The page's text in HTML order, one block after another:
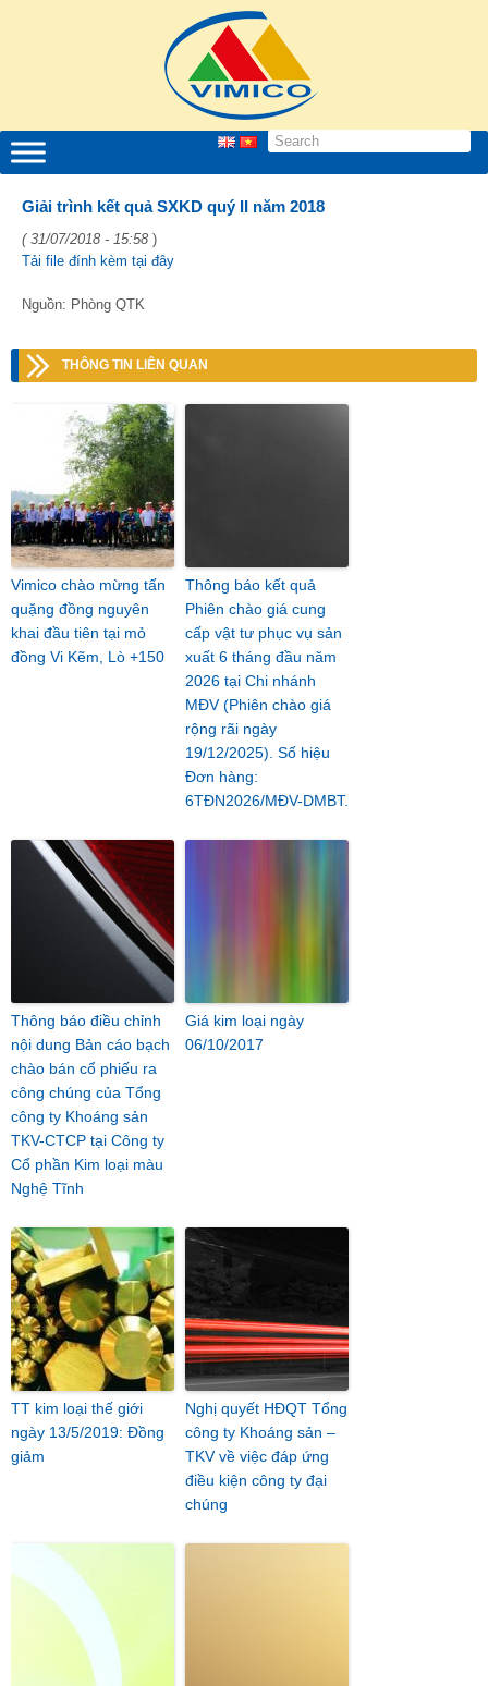
Giải trình kết quả SXKD quý II năm 2018
( 31/07/2018 - 15:58 )
Tải file đính kèm tại đây
Nguồn: Phòng QTK
THÔNG TIN LIÊN QUAN
Vimico chào mừng tấn
quặng đồng nguyên
khai đầu tiên tại mỏ
đồng Vi Kẽm, Lò +150
Thông báo kết quả
Phiên chào giá cung
cấp vật tư phục vụ sản
xuất 6 tháng đầu năm
2026 tại Chi nhánh
MĐV (Phiên chào giá
rộng rãi ngày
19/12/2025). Số hiệu
Đơn hàng:
6TĐN2026/MĐV-DMBT.
Thông báo điều chỉnh
nội dung Bản cáo bạch
chào bán cổ phiếu ra
công chúng của Tổng
công ty Khoáng sản
TKV-CTCP tại Công ty
Cổ phần Kim loại màu
Nghệ Tĩnh
Giá kim loại ngày
06/10/2017
TT kim loại thế giới
ngày 13/5/2019: Đồng
giảm
Nghị quyết HĐQT Tổng
công ty Khoáng sản –
TKV về việc đáp ứng
điều kiện công ty đại
chúng